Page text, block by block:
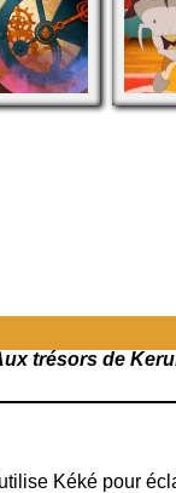
trésors de
Kéké pour